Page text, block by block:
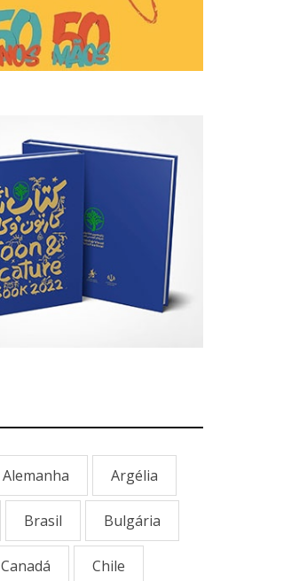
Alemanha Argélia
Brasil Bulgária
Canadá Chile